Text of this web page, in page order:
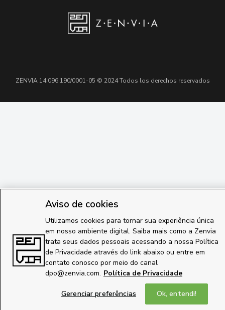
ZENVIA 14.096.190/0001-05 © 2024 Todos los derechos reservados
Aviso de cookies
Utilizamos cookies para tornar sua experiência única
em nosso ambiente digital. Saiba mais como a Zenvia
trata seus dados pessoais acessando a nossa Política
de Privacidade através do link abaixo ou entre em
contato conosco por meio do canal
dpo@zenvia.com. Política de Privacidade
Gerenciar preferências Ok, entendi!